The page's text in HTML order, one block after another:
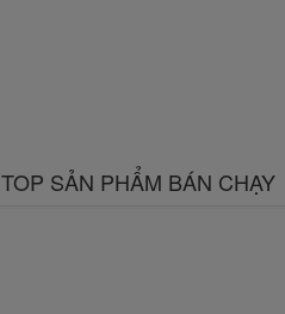
TOP SẢN PHẨM BÁN CHẠY